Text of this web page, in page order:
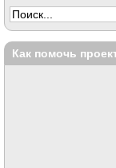
Как помочь